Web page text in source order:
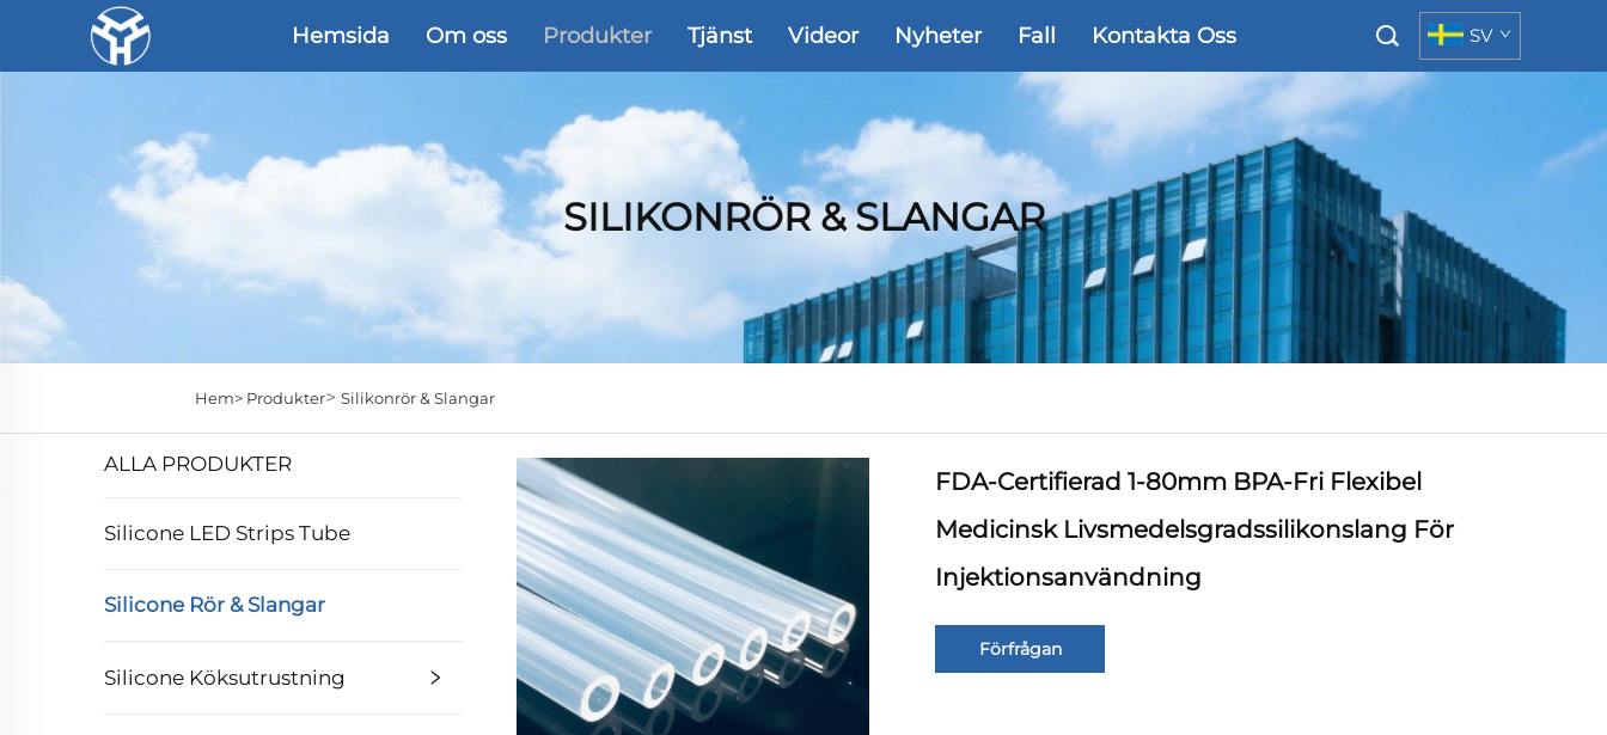
Hemsida Om oss Produkter Tjänst Videor Nyheter Fall Kontakta Oss SV
SILIKONRÖR & SLANGAR
Hem> Produkter> Silikonrör & Slangar
ALLA PRODUKTER
Silicone LED Strips Tube
Silicone Rör & Slangar
Silicone Köksutrustning
FDA-Certifierad 1-80mm BPA-Fri Flexibel
Medicinsk Livsmedelsgradssilikonslang För
Injektionsanvändning
Förfrågan